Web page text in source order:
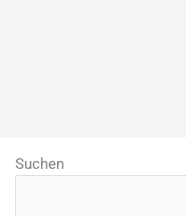
Suchen